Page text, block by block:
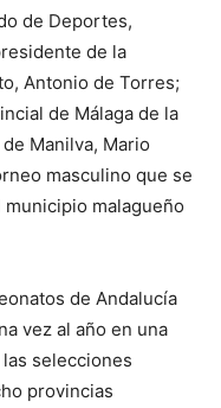
de Deportes,
de la
Antonio de Torres;
de Málaga de la
Manilva, Mario
masculino que se
malagueño
de Andalucía
vez al año en una
selecciones
provincias